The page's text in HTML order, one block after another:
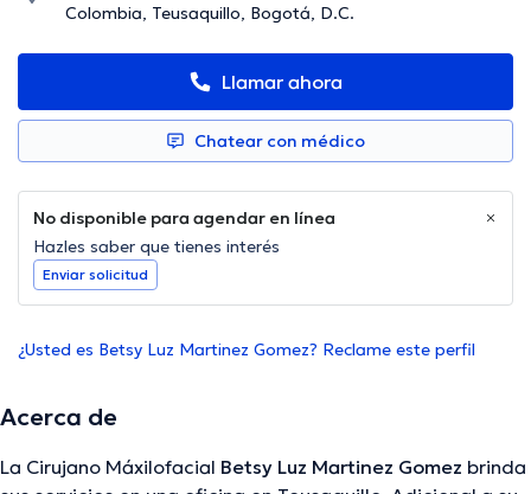
Colombia, Teusaquillo, Bogotá, D.C.
Llamar ahora
Chatear con médico
No disponible para agendar en línea
Hazles saber que tienes interés
Enviar solicitud
¿Usted es Betsy Luz Martinez Gomez? Reclame este perfil
Acerca de
La Cirujano Máxilofacial Betsy Luz Martinez Gomez brinda